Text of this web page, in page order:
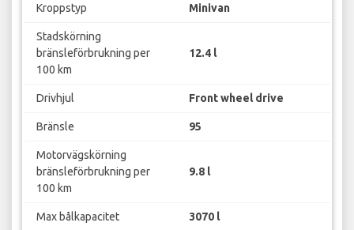
Kroppstyp Minivan
Stadskörning
bränsleförbrukning per
100 km
12.4 l
Drivhjul Front wheel drive
Bränsle 95
Motorvägskörning
bränsleförbrukning per
100 km
9.8 l
Max bålkapacitet 3070 l